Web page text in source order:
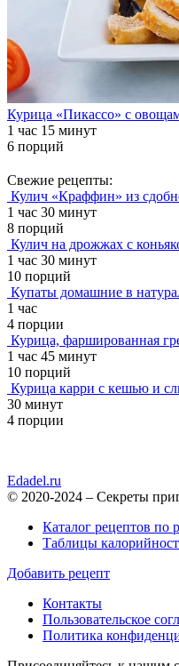
Курица «Пикассо» с
1 час 15 минут
6 порций
Свежие рецепты:
Кулич «Краффин» из
1 час 30 минут
8 порций
Кулич на дрожжах с
1 час 30 минут
10 порций
Купаты домашние в
1 час
4 порции
Курица, фаршированная
1 час 45 минут
10 порций
Курица карри с кешью и
30 минут
4 порции
Edadel.ru
© 2020-2024 – Секреты
Каталог рецептов по
Таблицы
Добавить рецепт
Контакты
Пользовательское
Политика